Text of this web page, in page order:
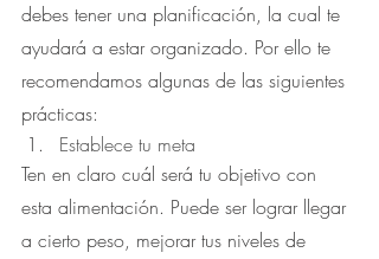
debes tener una planificación, la cual te
ayudará a estar organizado. Por ello te
recomendamos algunas de las siguientes
prácticas:
Establece tu meta
Ten en claro cuál será tu objetivo con
esta alimentación. Puede ser lograr llegar
a cierto peso, mejorar tus niveles de